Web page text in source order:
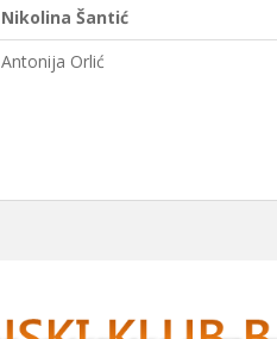
Nikolina Šantić
Antonija Orlić